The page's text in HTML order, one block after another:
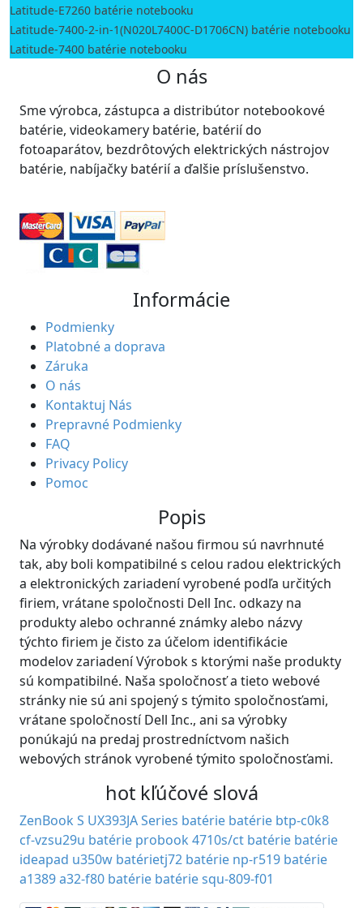
Latitude-E7260 batérie notebooku
Latitude-7400-2-in-1(N020L7400C-D1706CN) batérie notebooku
Latitude-7400 batérie notebooku
O nás
Sme výrobca, zástupca a distribútor notebookové
batérie, videokamery batérie, batérií do
fotoaparátov, bezdrôtových elektrických nástrojov
batérie, nabíjačky batérií a ďalšie príslušenstvo.
Informácie
Podmienky
Platobné a doprava
Záruka
O nás
Kontaktuj Nás
Prepravné Podmienky
FAQ
Privacy Policy
Pomoc
Popis
Na výrobky dodávané našou firmou sú navrhnuté
tak, aby boli kompatibilné s celou radou elektrických
a elektronických zariadení vyrobené podľa určitých
firiem, vrátane spoločnosti Dell Inc. odkazy na
produkty alebo ochranné známky alebo názvy
týchto firiem je čisto za účelom identifikácie
modelov zariadení Výrobok s ktorými naše produkty
sú kompatibilné. Naša spoločnosť a tieto webové
stránky nie sú ani spojený s týmito spoločnosťami,
vrátane spoločností Dell Inc., ani sa výrobky
ponúkajú na predaj prostredníctvom našich
webových stránok vyrobené týmito spoločnosťami.
hot kľúčové slová
ZenBook S UX393JA Series batérie batérie btp-c0k8
cf-vzsu29u batérie probook 4710s/ct batérie batérie
ideapad u350w batérietj72 batérie np-r519 batérie
a1389a32-f80 batérie batérie squ-809-f01